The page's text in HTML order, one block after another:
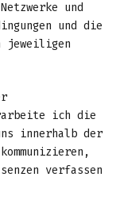
und
und die
jeweiligen
ich die
innerhalb der
verfassen